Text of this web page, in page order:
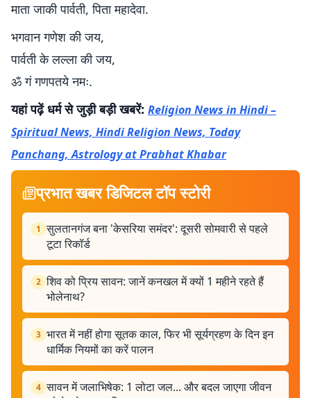
माता जाकी पार्वती, पिता महादेवा.
भगवान गणेश की जय,
पार्वती के लल्ला की जय,
ॐ गं गणपतये नमः.
यहां पढ़ें धर्म से जुड़ी बड़ी खबरें: Religion News in Hindi –
Spiritual News, Hindi Religion News, Today
Panchang, Astrology at Prabhat Khabar
प्रभात खबर डिजिटल टॉप स्टोरी
1 सुलतानगंज बना 'केसरिया समंदर': दूसरी सोमवारी से पहले
टूटा रिकॉर्ड
2 शिव को प्रिय सावन: जानें कनखल में क्यों 1 महीने रहते हैं
भोलेनाथ?
3 भारत में नहीं होगा सूतक काल, फिर भी सूर्यग्रहण के दिन इन
धार्मिक नियमों का करें पालन
4 सावन में जलाभिषेक: 1 लोटा जल... और बदल जाएगा जीवन